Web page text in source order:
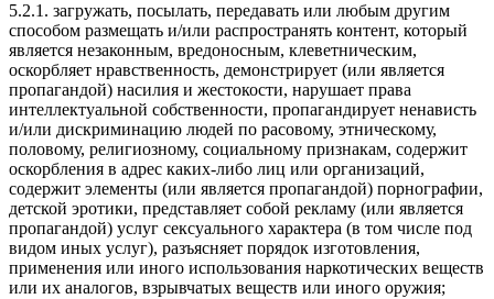
5.2.1. загружать, посылать, передавать или любым другим
способом размещать и/или распространять контент, который
является незаконным, вредоносным, клеветническим,
оскорбляет нравственность, демонстрирует (или является
пропагандой) насилия и жестокости, нарушает права
интеллектуальной собственности, пропагандирует ненависть
и/или дискриминацию людей по расовому, этническому,
половому, религиозному, социальному признакам, содержит
оскорбления в адрес каких-либо лиц или организаций,
содержит элементы (или является пропагандой) порнографии,
детской эротики, представляет собой рекламу (или является
пропагандой) услуг сексуального характера (в том числе под
видом иных услуг), разъясняет порядок изготовления,
применения или иного использования наркотических веществ
или их аналогов, взрывчатых веществ или иного оружия;